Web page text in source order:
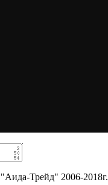
Трейд" 2006-2018г.